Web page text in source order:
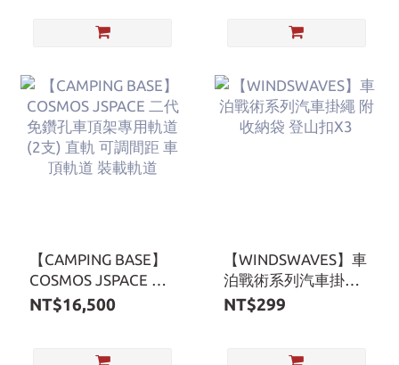
【CAMPING BASE】
COSMOS JSPACE 二
代免鑽孔車頂架專用
NT$16,500
【WINDSWAVES】車
泊戰術系列汽車掛繩
附收納袋 登山扣X3
NT$299